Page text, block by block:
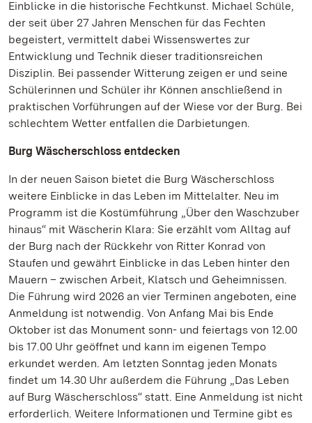
Einblicke in die historische Fechtkunst. Michael Schüle,
der seit über 27 Jahren Menschen für das Fechten
begeistert, vermittelt dabei Wissenswertes zur
Entwicklung und Technik dieser traditionsreichen
Disziplin. Bei passender Witterung zeigen er und seine
Schülerinnen und Schüler ihr Können anschließend in
praktischen Vorführungen auf der Wiese vor der Burg. Bei
schlechtem Wetter entfallen die Darbietungen.
Burg Wäscherschloss entdecken
In der neuen Saison bietet die Burg Wäscherschloss
weitere Einblicke in das Leben im Mittelalter. Neu im
Programm ist die Kostümführung „Über den Waschzuber
hinaus“ mit Wäscherin Klara: Sie erzählt vom Alltag auf
der Burg nach der Rückkehr von Ritter Konrad von
Staufen und gewährt Einblicke in das Leben hinter den
Mauern – zwischen Arbeit, Klatsch und Geheimnissen.
Die Führung wird 2026 an vier Terminen angeboten, eine
Anmeldung ist notwendig. Von Anfang Mai bis Ende
Oktober ist das Monument sonn- und feiertags von 12.00
bis 17.00 Uhr geöffnet und kann im eigenen Tempo
erkundet werden. Am letzten Sonntag jeden Monats
findet um 14.30 Uhr außerdem die Führung „Das Leben
auf Burg Wäscherschloss“ statt. Eine Anmeldung ist nicht
erforderlich. Weitere Informationen und Termine gibt es